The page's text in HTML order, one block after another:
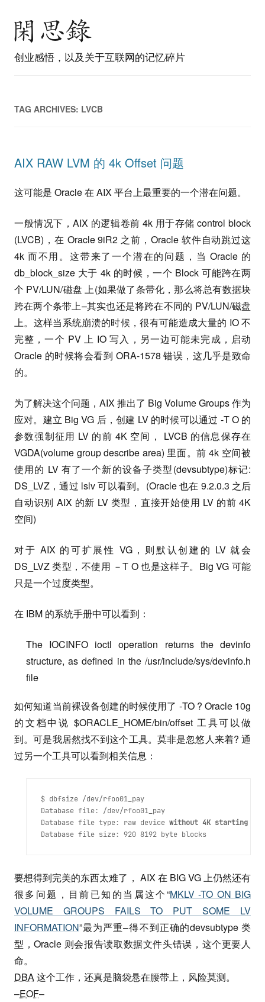
创业感悟，以及关于互联网的记忆碎片
TAG ARCHIVES: LVCB
AIX RAW LVM 的 4k Offset 问题
这可能是 Oracle 在 AIX 平台上最重要的一个潜在问题。
一般情况下，AIX 的逻辑卷前 4k 用于存储 control block
(LVCB)，在 Oracle 9iR2 之前，Oracle 软件自动跳过这
4k 而不用。这带来了一个潜在的问题，当 Oracle 的
db_block_size 大于 4k 的时候，一个 Block 可能跨在两
个 PV/LUN/磁盘 上(如果做了条带化，那么将总有数据块
跨在两个条带上–其实也还是将跨在不同的 PV/LUN/磁盘
上。这样当系统崩溃的时候，很有可能造成大量的 IO 不
完整，一个 PV 上 IO 写入，另一边可能未完成，启动
Oracle 的时候将会看到 ORA-1578 错误，这几乎是致命
的。
为了解决这个问题，AIX 推出了 Big Volume Groups 作为
应对。建立 Big VG 后，创建 LV 的时候可以通过 -T O 的
参数强制征用 LV 的前 4K 空间， LVCB 的信息保存在
VGDA(volume group describe area) 里面。前 4k 空间被
使用的 LV 有了一个新的设备子类型(devsubtype)标记:
DS_LVZ，通过 lslv 可以看到。(Oracle 也在 9.2.0.3 之后
自动识别 AIX 的新 LV 类型，直接开始使用 LV 的前 4K
空间)
对于 AIX 的可扩展性 VG，则默认创建的 LV 就会
DS_LVZ 类型，不使用 －T O 也是这样子。Big VG 可能
只是一个过度类型。
在 IBM 的系统手册中可以看到：
The IOCINFO ioctl operation returns the devinfo
structure, as defined in the /usr/include/sys/devinfo.h
file
如何知道当前裸设备创建的时候使用了 -TO ? Oracle 10g
的文档中说 $ORACLE_HOME/bin/offset 工具可以做
到。可是我居然找不到这个工具。莫非是忽悠人来着? 通
过另一个工具可以看到相关信息：
$ dbfsize /dev/rfoo01_pay
Database file: /dev/rfoo01_pay
Database file type: raw device without 4K starting
Database file size: 920 8192 byte blocks
要想得到完美的东西太难了， AIX 在 BIG VG 上仍然还有
很多问题，目前已知的当属这个“MKLV -TO ON BIG
VOLUME GROUPS FAILS TO PUT SOME LV
INFORMATION”最为严重–得不到正确的devsubtype 类
型，Oracle 则会报告读取数据文件头错误，这个更要人
命。
DBA这个工作，还真是脑袋悬在腰带上，风险莫测。
–EOF–